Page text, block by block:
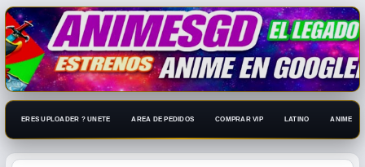
ERES UPLOADER ? UNETE AREA DE PEDIDOS COMPRAR VIP LATINO ANIME